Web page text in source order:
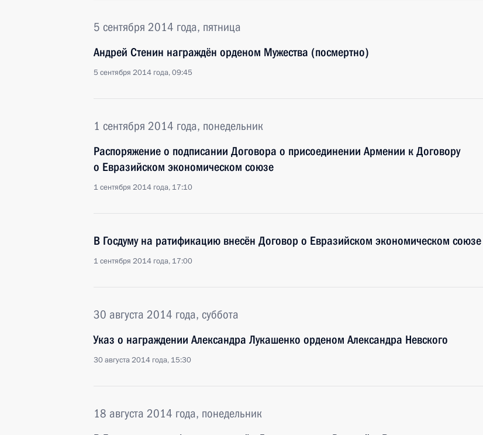
5 сентября 2014 года, пятница
Андрей Стенин награждён орденом Мужества (посмертно)
5 сентября 2014 года, 09:45
1 сентября 2014 года, понедельник
Распоряжение о подписании Договора о присоединении Армении к Договору
о Евразийском экономическом союзе
1 сентября 2014 года, 17:10
В Госдуму на ратификацию внесён Договор о Евразийском экономическом союзе
1 сентября 2014 года, 17:00
30 августа 2014 года, суббота
Указ о награждении Александра Лукашенко орденом Александра Невского
30 августа 2014 года, 15:30
18 августа 2014 года, понедельник